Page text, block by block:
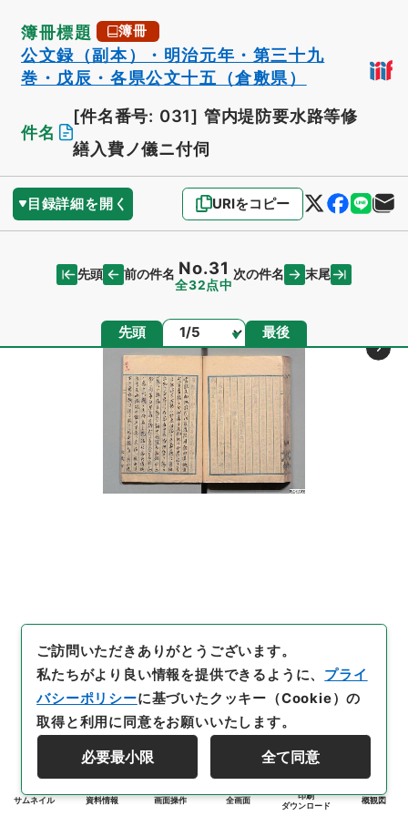
簿冊標題 簿冊
公文録（副本）・明治元年・第三十九
巻・戊辰・各県公文十五（倉敷県）
件名
[件名番号: 031] 管内堤防要水路等修
繕入費ノ儀ニ付伺
目録詳細を開く URIをコピー
先頭 前の件名 No.31
全32点中
次の件名 末尾
先頭 ページ 最後
サムネイル 資料情報 画面操作 全画面
印刷
ダウンロード
概観図
ご訪問いただきありがとうございます。
私たちがより良い情報を提供できるように、 プライ
バシーポリシーに基づいたクッキー（Cookie）の
取得と利用に同意をお願いいたします。
必要最小限 全て同意